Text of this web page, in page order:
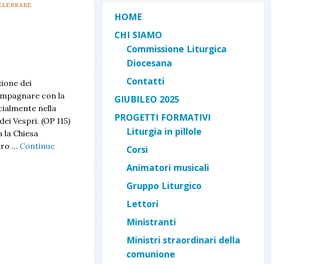
dei
con la
nella
Vespri. (OP 115)
Chiesa
… Continue
HOME
CHI SIAMO
Commissione Liturgica
Diocesana
Contatti
GIUBILEO 2025
PROGETTI FORMATIVI
Liturgia in pillole
Corsi
Animatori musicali
Gruppo Liturgico
Lettori
Ministranti
Ministri straordinari della
comunione